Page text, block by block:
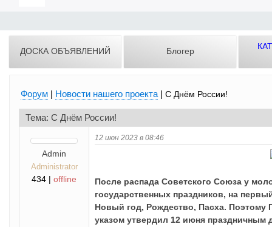
ДОСКА ОБЪЯВЛЕНИЙ Блогер
Форум | Новости нашего проекта | С Днём России!
Тема: С Днём России!
Admin
Administrator
434 | offline
12 июн 2023 в 08:46
После распада Советского Союза у
государственных праздников, на
Новый год, Рождество, Пасха. Поэтому
указом утвердил 12 июня праздничным